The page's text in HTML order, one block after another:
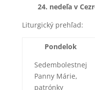
24. nedeľa v
Liturgický prehľad:
Pondelok
Sedembolestnej
Panny Márie,
patrónky